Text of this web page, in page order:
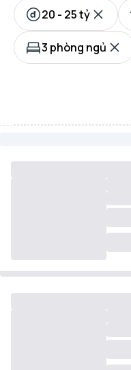
20 - 25 tỷ
3 phòng ngủ